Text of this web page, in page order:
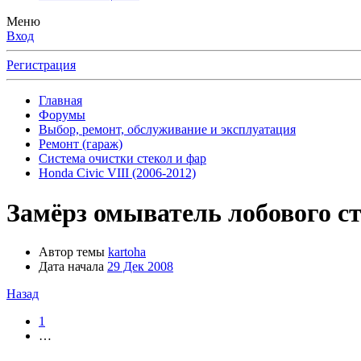
Меню
Вход
Регистрация
Главная
Форумы
Выбор, ремонт, обслуживание и эксплуатация
Ремонт (гараж)
Система очистки стекол и фар
Honda Civic VIII (2006-2012)
Замёрз омыватель лобового
Автор темы kartoha
Дата начала 29 Дек 2008
Назад
1
…